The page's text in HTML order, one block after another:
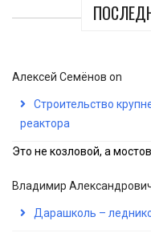
Алексей Семёнов on
Строительство
реактора
Это не козловой, а
Владимир
Дарашколь –